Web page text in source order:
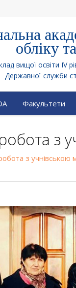
обліку
вищої освіти IV
Державної служби
Факультети
з
з